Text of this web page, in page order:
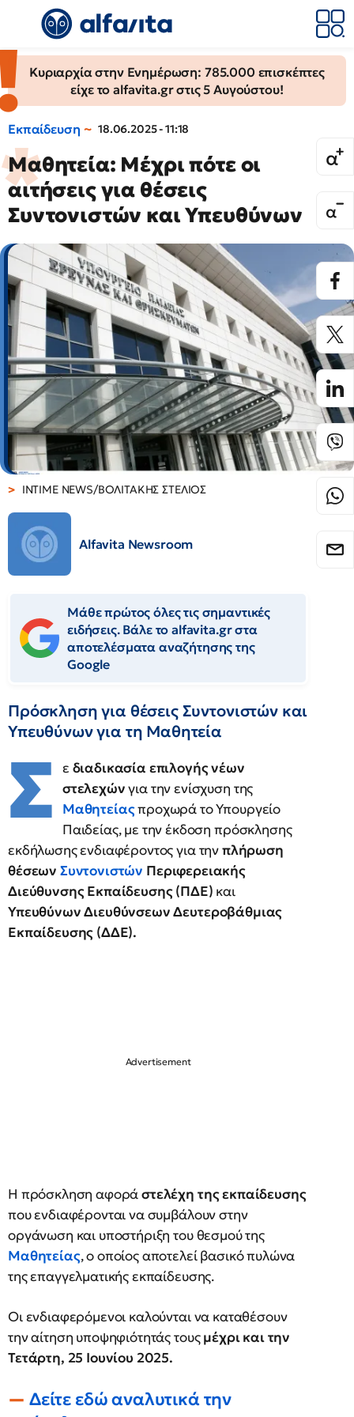
Κυριαρχία στην Ενημέρωση: 785.000 επισκέπτες
είχε το alfavita.gr στις 5 Αυγούστου!
Εκπαίδευση 18.06.2025 - 11:18
Μαθητεία: Μέχρι πότε οι
αιτήσεις για θέσεις
Συντονιστών και Υπευθύνων
INTIME NEWS/ΒΟΛΙΤΑΚΗΣ ΣΤΕΛΙΟΣ
Alfavita Newsroom
Μάθε πρώτος όλες τις σημαντικές
ειδήσεις. Βάλε το alfavita.gr στα
αποτελέσματα αναζήτησης της
Google
Πρόσκληση για θέσεις Συντονιστών και
Υπευθύνων για τη Μαθητεία
Σ ε διαδικασία επιλογής νέων
στελεχώνγια την ενίσχυση της
Μαθητείαςπροχωρά το Υπουργείο
Παιδείας, με την έκδοση πρόσκλησης
εκδήλωσης ενδιαφέροντος για τηνπλήρωση
θέσεων Συντονιστών Περιφερειακής
Διεύθυνσης Εκπαίδευσης (ΠΔΕ) και
Υπευθύνων Διευθύνσεων Δευτεροβάθμιας
Εκπαίδευσης (ΔΔΕ).
Η πρόσκληση αφοράστελέχη της εκπαίδευσης
που ενδιαφέρονται να συμβάλουν στην
οργάνωση και υποστήριξη του θεσμού της
Μαθητείας, ο οποίος αποτελεί βασικό πυλώνα
της επαγγελματικής εκπαίδευσης.
Οι ενδιαφερόμενοι καλούνται να καταθέσουν
την αίτηση υποψηφιότητάς τουςμέχρι και την
Τετάρτη, 25 Ιουνίου 2025.
Δείτε εδώ αναλυτικά την